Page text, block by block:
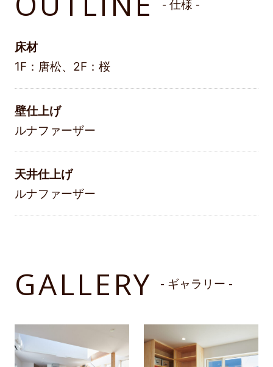
- 仕様 -
床材
1F：唐松、2F：桜
壁仕上げ
ルナファーザー
天井仕上げ
ルナファーザー
GALLERY - ギャラリー -